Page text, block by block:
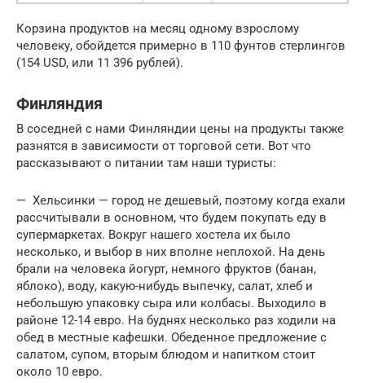
Корзина продуктов на месяц одному взрослому
человеку, обойдется примерно в 110 фунтов стерлингов
(154 USD, или 11 396 рублей).
Финляндия
В соседней с нами Финляндии цены на продукты также
разнятся в зависимости от торговой сети. Вот что
рассказывают о питании там наши туристы:
— Хельсинки — город не дешевый, поэтому когда ехали
рассчитывали в основном, что будем покупать еду в
супермаркетах. Вокруг нашего хостела их было
несколько, и выбор в них вполне неплохой. На день
брали на человека йогурт, немного фруктов (банан,
яблоко), воду, какую-нибудь выпечку, салат, хлеб и
небольшую упаковку сыра или колбасы. Выходило в
районе 12-14 евро. На буднях несколько раз ходили на
обед в местные кафешки. Обеденное предложение с
салатом, супом, вторым блюдом и напитком стоит
около 10 евро.